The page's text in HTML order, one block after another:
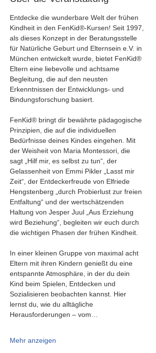
Entdecke die wunderbare Welt der frühen
Kindheit in den FenKid®-Kursen! Seit 1997,
als dieses Konzept in der Beratungsstelle
für Natürliche Geburt und Elternsein e.V. in
München entwickelt wurde, bietet FenKid®
Eltern eine liebevolle und achtsame
Begleitung, die auf den neusten
Erkenntnissen der Entwicklungs- und
Bindungsforschung basiert.
FenKid® bringt dir bewährte pädagogische
Prinzipien, die auf die individuellen
Bedürfnisse deines Kindes eingehen. Mit
der Weisheit von Maria Montessori, die
sagt „Hilf mir, es selbst zu tun“, der
Gelassenheit von Emmi Pikler „Lasst mir
Zeit“, der Entdeckerfreude von Elfriede
Hengstenberg „durch Probierlust zur freien
Entfaltung“ und der wertschätzenden
Haltung von Jesper Juul „Aus Erziehung
wird Beziehung“, begleiten wir euch durch
die wichtigen Phasen der frühen Kindheit.
In einer kleinen Gruppe von maximal acht
Eltern mit ihren Kindern genießt du eine
entspannte Atmosphäre, in der du dein
Kind beim Spielen, Entdecken und
Sozialisieren beobachten kannst. Hier
lernst du, wie du alltägliche
Herausforderungen – vom…
Mehr anzeigen